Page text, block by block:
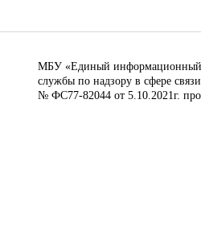
МБУ «Единый информационный
службы по надзору в сфере
№ ФС77-82044 от 5.10.2021г.